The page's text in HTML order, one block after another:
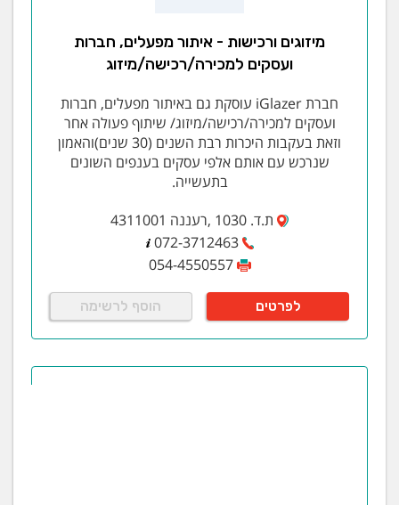
מיזוגים ורכישות - איתור מפעלים, חברות
ועסקים למכירה/רכישה/מיזוג
חברת iGlazer עוסקת גם באיתור מפעלים, חברות
ועסקים למכירה/רכישה/מיזוג/ שיתוף פעולה אחר
וזאת בעקבות היכרות רבת השנים (30 שנים)והאמון
שנרכש עם אותם אלפי עסקים בענפים השונים
בתעשייה.
ת.ד. 1030 ,רעננה 4311001
072-3712463
054-4550557
לפרטים הוסף לרשימה